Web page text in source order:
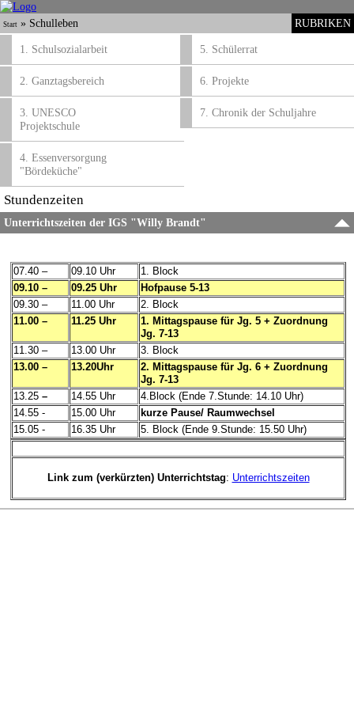
RUBRIKEN
Start » Schulleben
1. Schulsozialarbeit
2. Ganztagsbereich
3. UNESCO
Projektschule
4. Essenversorgung
"Bördeküche"
5. Schülerrat
6. Projekte
7. Chronik der Schuljahre
Stundenzeiten
Unterrichtszeiten der IGS "Willy Brandt"
07.40 – 09.10 Uhr
1. Block
09.10 –
09.25 Uhr
Hofpause 5-13
09.30 –
11.00 Uhr
2. Block
11.00 –
11.25 Uhr
1. Mittagspause für Jg. 5 + Zuordnung
Jg. 7-13
11.30 –
13.00 Uhr
3. Block
13.00 –
13.20Uhr
2. Mittagspause für Jg. 6 + Zuordnung
Jg. 7-13
13.25 – 14.55 Uhr
4.Block (Ende 7.Stunde: 14.10 Uhr)
14.55 -
15.00 Uhr
kurze Pause/ Raumwechsel
15.05 -
16.35 Uhr 5. Block (Ende 9.Stunde: 15.50 Uhr)
Link zum (verkürzten) Unterrichtstag: Unterrichtszeiten